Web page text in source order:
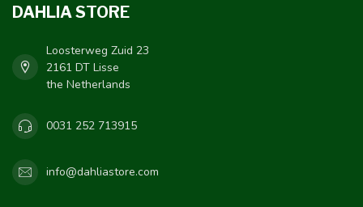
DAHLIA STORE
Loosterweg Zuid 23
2161 DT Lisse
the Netherlands
0031 252 713915
info@dahliastore.com